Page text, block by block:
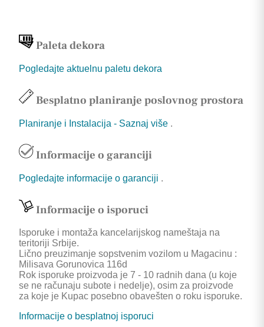
Paleta dekora
Pogledajte aktuelnu paletu dekora
Besplatno planiranje poslovnog prostora
Planiranje i Instalacija - Saznaj više .
Informacije o garanciji
Pogledajte informacije o garanciji .
Informacije o isporuci
Isporuke i montaža kancelarijskog nameštaja na
teritoriji Srbije.
Lično preuzimanje sopstvenim vozilom u Magacinu :
Milisava Gorunovica 116d
Rok isporuke proizvoda je 7 - 10 radnih dana (u koje
se ne računaju subote i nedelje), osim za proizvode
za koje je Kupac posebno obavešten o roku isporuke.
Informacije o besplatnoj isporuci